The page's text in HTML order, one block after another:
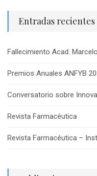
Entradas recientes
Fallecimiento Acad.
Premios Anuales ANFYB
Conversatorio sobre
Revista Farmacéutica
Revista Farmacéutica –